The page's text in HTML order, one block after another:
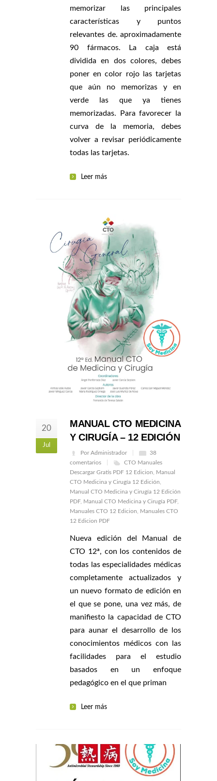
memorizar las principales
características y puntos
relevantes de. aproximadamente
90 fármacos. La caja está
dividida en dos colores, debes
poner en color rojo las tarjetas
que aún no memorizas y en
verde las que ya tienes
memorizadas. Para favorecer la
curva de la memoria, debes
volver a revisar periódicamente
todas las tarjetas.
Leer más
20
Jul
MANUAL CTO MEDICINA
Y CIRUGÍA – 12 EDICIÓN
Por Administrador
38
comentarios
CTO Manuales
Descargar Gratis PDF 12 Edicion
Manual
CTO Medicina y Cirugía 12 Edición
Manual CTO Medicina y Cirugía 12 Edición
PDF, Manual CTO Medicina y Cirugía PDF,
Manuales CTO 12 Edicion
Manuales CTO
12 Edicion PDF
Nueva edición del Manual de
CTO 12ª, con los contenidos de
todas las especialidades médicas
completamente actualizados y
un nuevo formato de edición en
el que se pone, una vez más, de
manifiesto la capacidad de CTO
para aunar el desarrollo de los
conocimientos médicos con las
facilidades para el estudio
basados en un enfoque
pedagógico en el que priman
Leer más